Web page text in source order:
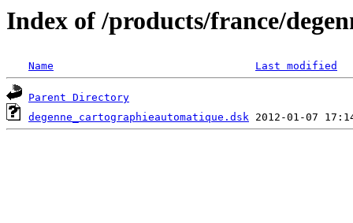
Index of /products/france/
Name Last modified
Parent Directory
degenne_cartographieautomatique.dsk